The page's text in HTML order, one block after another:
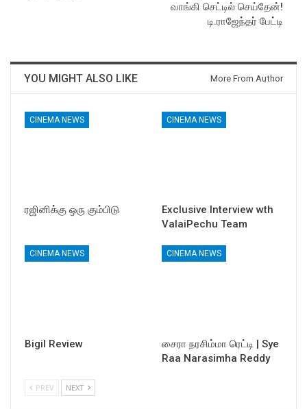
வாங்கி செட்டில் செய்தேன்!
டி.ராஜேந்தர் பேட்டி
YOU MIGHT ALSO LIKE More From Author
CINEMA NEWS
ரஜினிக்கு ஒரு கும்பிடு
CINEMA NEWS
Exclusive Interview wth
ValaiPechu Team
CINEMA NEWS
Bigil Review
CINEMA NEWS
சைரா நரசிம்மா ரெட்டி | Sye
Raa Narasimha Reddy
PREV NEXT